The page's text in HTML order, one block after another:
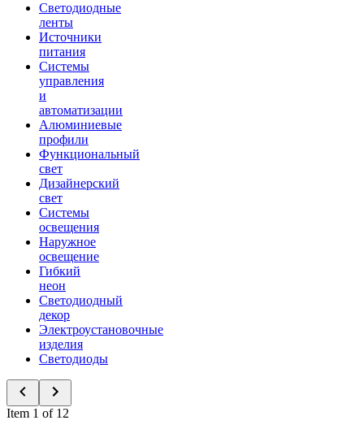
Светодиодные
ленты
Источники
питания
Системы
управления
и
автоматизации
Алюминиевые
профили
Функциональный
свет
Дизайнерский
свет
Системы
освещения
Наружное
освещение
Гибкий
неон
Светодиодный
декор
Электроустановочные
изделия
Светодиоды
Item 1 of 12